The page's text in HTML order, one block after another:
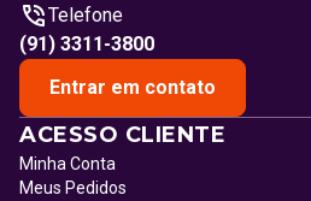
Telefone
(91) 3311-3800
Entrar em contato
ACESSO CLIENTE
Minha Conta
Meus Pedidos